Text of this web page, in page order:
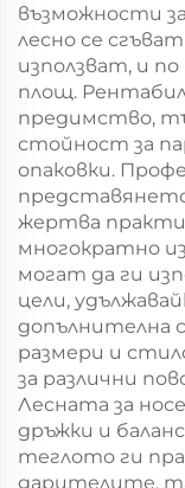
възможности
лесно се
използват, и
площ.
предимство,
стойност за
опаковки.
жертва
многократно
могат да ги
цели,
допълнителна
размери и
за различни
Лесната за
дръжки и
теглото ги
дарителите,